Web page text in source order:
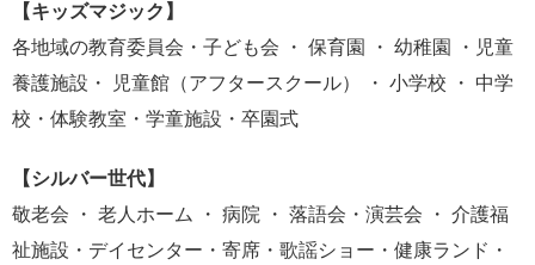
【キッズマジック】
各地域の教育委員会・子ども会 ・ 保育園 ・ 幼稚園 ・児童
養護施設・ 児童館（アフタースクール） ・ 小学校 ・ 中学
校・体験教室・学童施設・卒園式
【シルバー世代】
敬老会 ・ 老人ホーム ・ 病院 ・ 落語会・演芸会 ・ 介護福
祉施設・デイセンター・寄席・歌謡ショー・健康ランド・